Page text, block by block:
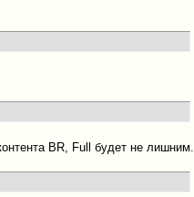
BR, Full будет не лишним.